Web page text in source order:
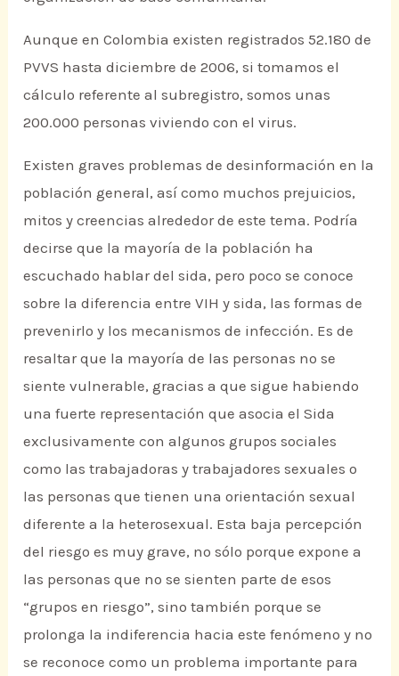
Aunque en Colombia existen registrados 52.180 de
PVVS hasta diciembre de 2006, si tomamos el
cálculo referente al subregistro, somos unas
200.000 personas viviendo con el virus.
Existen graves problemas de desinformación en la
población general, así como muchos prejuicios,
mitos y creencias alrededor de este tema. Podría
decirse que la mayoría de la población ha
escuchado hablar del sida, pero poco se conoce
sobre la diferencia entre VIH y sida, las formas de
prevenirlo y los mecanismos de infección. Es de
resaltar que la mayoría de las personas no se
siente vulnerable, gracias a que sigue habiendo
una fuerte representación que asocia el Sida
exclusivamente con algunos grupos sociales
como las trabajadoras y trabajadores sexuales o
las personas que tienen una orientación sexual
diferente a la heterosexual. Esta baja percepción
del riesgo es muy grave, no sólo porque expone a
las personas que no se sienten parte de esos
“grupos en riesgo”, sino también porque se
prolonga la indiferencia hacia este fenómeno y no
se reconoce como un problema importante para